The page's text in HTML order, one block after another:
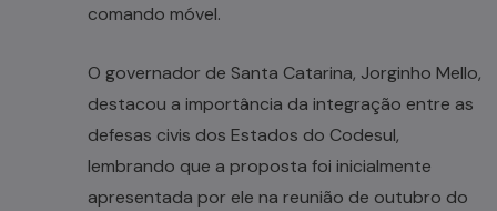
comando móvel.
O governador de Santa Catarina, Jorginho Mello,
destacou a importância da integração entre as
defesas civis dos Estados do Codesul,
lembrando que a proposta foi inicialmente
apresentada por ele na reunião de outubro do